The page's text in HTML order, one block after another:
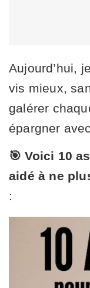
Aujourd’hui,
vis mieux,
galérer
épargner
🎯 Voici 10
aidé à ne
: